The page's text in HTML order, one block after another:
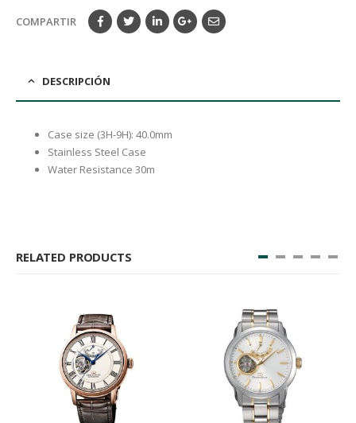
COMPARTIR
DESCRIPCIÓN
Case size (3H-9H): 40.0mm
Stainless Steel Case
Water Resistance 30m
RELATED PRODUCTS